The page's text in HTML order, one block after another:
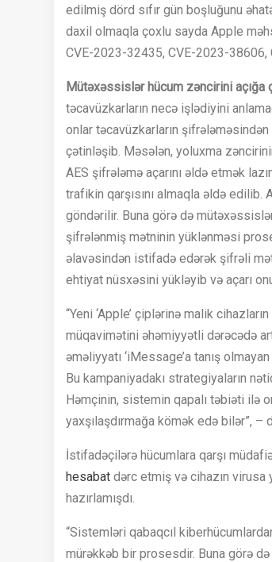
edilmiş dörd sıfır gün boşluğunu
daxil olmaqla çoxlu sayda Apple
CVE-2023-32435, CVE-2023-38606,
Mütəxəssislər hücum zəncirini açığa
təcavüzkarların necə işlədiyini
onlar təcavüzkarların şifrələməsindən
çətinləşib. Məsələn, yoluxma
AES şifrələmə açarını əldə etmək
trafikin qarşısını almaqla əldə
göndərilir. Buna görə də
şifrələnmiş mətninin yüklənməsi
əlavəsindən istifadə edərək şifrəli
ehtiyat nüsxəsini yükləyib və açarı
“Yeni ‘Apple’ çiplərinə malik
müqavimətini əhəmiyyətli dərəcədə
əməliyyatı ‘iMessage’a tanış
Bu kampaniyadakı strategiyaların
Həmçinin, sistemin qapalı təbiəti ilə
yaxşılaşdırmağa kömək edə bilər”,
İstifadəçilərə hücumlara qarşı
hesabat dərc etmiş və cihazın virusa
hazırlamışdı.
“Sistemləri qabaqcıl
mürəkkəb bir prosesdir. Buna görə də